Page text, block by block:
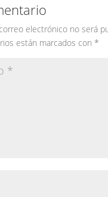
electrónico no será
están marcados con *